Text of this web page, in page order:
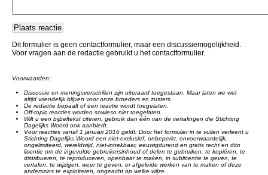
Dit formulier is geen contactformulier, maar een discussiemogelijkheid.
Voor vragen aan de redactie gebruikt u het contactformulier.
Voorwaarden:
Discussie en meningsverschillen zijn uiteraard toegestaan. Maar laten we wel
altijd vriendelijk blijven voor onze broeders en zusters.
De redactie bepaalt of een reactie wordt toegelaten.
Off-topic reacties worden sowieso niet toegelaten.
Wilt u een bijbeltekst citeren, gebruik dan één van de vertalingen die Stichting
Dagelijks Woord ook aanbiedt.
Voor reacties vanaf 1 januari 2016 geldt: Door het formulier in te vullen verleent u
Stichting Dagelijks Woord een niet-exclusief, onbeperkt, onvoorwaardelijk,
ongelimiteerd, wereldwijd, niet-intrekbaar, eeuwigdurend en gratis recht en dito
licentie om de ingevulde gebruikersinhoud of delen te gebruiken, te kopiëren, te
distribueren, te reproduceren, openbaar te maken, in sublicentie te geven, te
vertalen, te wijzigen, weer te geven, er afgeleide werken van te maken of deze
anderszins te exploiteren, ongeacht op welke wijze.